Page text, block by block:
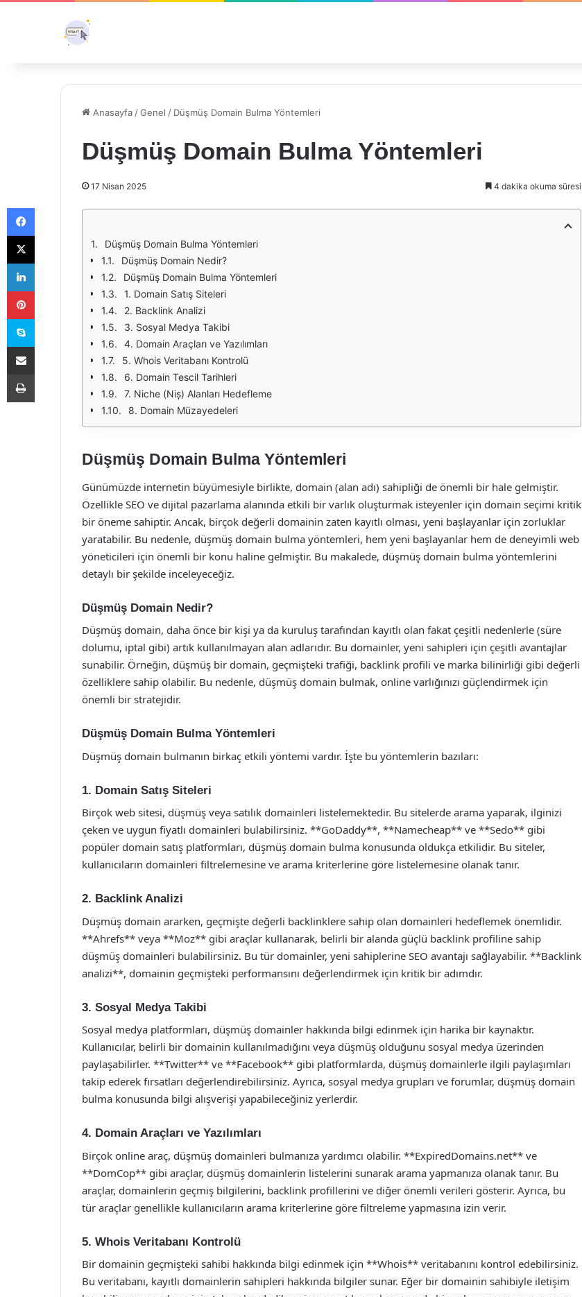
Anasayfa /Genel / Düşmüş Domain Bulma Yöntemleri
Düşmüş Domain Bulma Yöntemleri
17 Nisan 2025 4 dakika okuma süresi
Düşmüş Domain Bulma Yöntemleri
Düşmüş Domain Nedir?
Düşmüş Domain Bulma Yöntemleri
1. Domain Satış Siteleri
2. Backlink Analizi
3. Sosyal Medya Takibi
4. Domain Araçları ve Yazılımları
5. Whois Veritabanı Kontrolü
6. Domain Tescil Tarihleri
7. Niche (Niș) Alanları Hedefleme
8. Domain Müzayedeleri
Düşmüş Domain Bulma Yöntemleri
Günümüzde internetin büyümesiyle birlikte, domain (alan adı) sahipliği de önemli bir hale gelmiştir.
Özellikle SEO ve dijital pazarlama alanında etkili bir varlık oluşturmak isteyenler için domain seçimi kritik
bir öneme sahiptir. Ancak, birçok değerli domainin zaten kayıtlı olması, yeni başlayanlar için zorluklar
yaratabilir. Bu nedenle, düşmüş domain bulma yöntemleri, hem yeni başlayanlar hem de deneyimli web
yöneticileri için önemli bir konu haline gelmiştir. Bu makalede, düşmüş domain bulma yöntemlerini
detaylı bir şekilde inceleyeceğiz.
Düşmüş Domain Nedir?
Düşmüş domain, daha önce bir kişi ya da kuruluş tarafından kayıtlı olan fakat çeşitli nedenlerle (süre
dolumu, iptal gibi) artık kullanılmayan alan adlarıdır. Bu domainler, yeni sahipleri için çeşitli avantajlar
sunabilir. Örneğin, düşmüş bir domain, geçmişteki trafiği, backlink profili ve marka bilinirliği gibi değerli
özelliklere sahip olabilir. Bu nedenle, düşmüş domain bulmak, online varlığınızı güçlendirmek için
önemli bir stratejidir.
Düşmüş Domain Bulma Yöntemleri
Düşmüş domain bulmanın birkaç etkili yöntemi vardır. İşte bu yöntemlerin bazıları:
1. Domain Satış Siteleri
Birçok web sitesi, düşmüş veya satılık domainleri listelemektedir. Bu sitelerde arama yaparak, ilginizi
çeken ve uygun fiyatlı domainleri bulabilirsiniz. **GoDaddy**, **Namecheap** ve **Sedo** gibi
popüler domain satış platformları, düşmüş domain bulma konusunda oldukça etkilidir. Bu siteler,
kullanıcıların domainleri filtrelemesine ve arama kriterlerine göre listelemesine olanak tanır.
2. Backlink Analizi
Düşmüş domain ararken, geçmişte değerli backlinklere sahip olan domainleri hedeflemek önemlidir.
**Ahrefs** veya **Moz** gibi araçlar kullanarak, belirli bir alanda güçlü backlink profiline sahip
düşmüş domainleri bulabilirsiniz. Bu tür domainler, yeni sahiplerine SEO avantajı sağlayabilir. **Backlink
analizi**, domainin geçmişteki performansını değerlendirmek için kritik bir adımdır.
3. Sosyal Medya Takibi
Sosyal medya platformları, düşmüş domainler hakkında bilgi edinmek için harika bir kaynaktır.
Kullanıcılar, belirli bir domainin kullanılmadığını veya düşmüş olduğunu sosyal medya üzerinden
paylaşabilirler. **Twitter** ve **Facebook** gibi platformlarda, düşmüş domainlerle ilgili paylaşımları
takip ederek fırsatları değerlendirebilirsiniz. Ayrıca, sosyal medya grupları ve forumlar, düşmüş domain
bulma konusunda bilgi alışverişi yapabileceğiniz yerlerdir.
4. Domain Araçları ve Yazılımları
Birçok online araç, düşmüş domainleri bulmanıza yardımcı olabilir. **ExpiredDomains.net** ve
**DomCop** gibi araçlar, düşmüş domainlerin listelerini sunarak arama yapmanıza olanak tanır. Bu
araçlar, domainlerin geçmiş bilgilerini, backlink profillerini ve diğer önemli verileri gösterir. Ayrıca, bu
tür araçlar genellikle kullanıcıların arama kriterlerine göre filtreleme yapmasına izin verir.
5. Whois Veritabanı Kontrolü
Bir domainin geçmişteki sahibi hakkında bilgi edinmek için **Whois** veritabanını kontrol edebilirsiniz.
Bu veritabanı, kayıtlı domainlerin sahipleri hakkında bilgiler sunar. Eğer bir domainin sahibiyle iletişim
Facebook
X
LinkedIn
Pinterest
Skype
E-Posta ile paylaş